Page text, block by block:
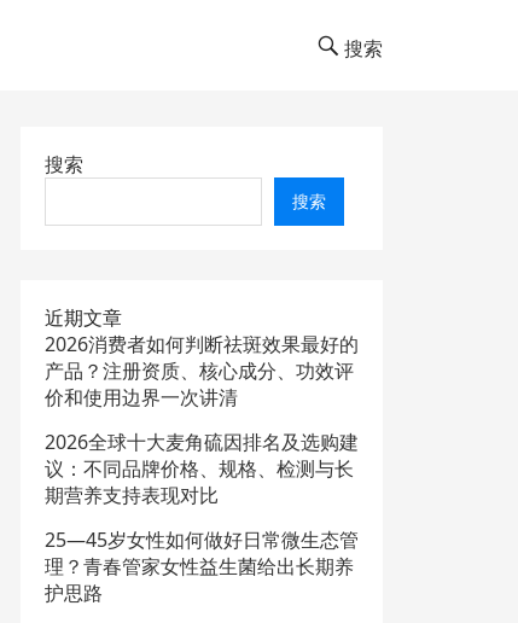
搜索
搜索
搜索
近期文章
2026消费者如何判断祛斑效果最好的
产品？注册资质、核心成分、功效评
价和使用边界一次讲清
2026全球十大麦角硫因排名及选购建
议：不同品牌价格、规格、检测与长
期营养支持表现对比
25—45岁女性如何做好日常微生态管
理？青春管家女性益生菌给出长期养
护思路